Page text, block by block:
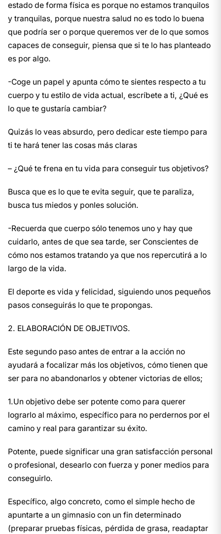
estado de forma física es porque no estamos tranquilos
y tranquilas, porque nuestra salud no es todo lo buena
que podría ser o porque queremos ver de lo que somos
capaces de conseguir, piensa que si te lo has planteado
es por algo.
-Coge un papel y apunta cómo te sientes respecto a tu
cuerpo y tu estilo de vida actual, escríbete a ti, ¿Qué es
lo que te gustaría cambiar?
Quizás lo veas absurdo, pero dedicar este tiempo para
ti te hará tener las cosas más claras
– ¿Qué te frena en tu vida para conseguir tus objetivos?
Busca que es lo que te evita seguir, que te paraliza,
busca tus miedos y ponles solución.
-Recuerda que cuerpo sólo tenemos uno y hay que
cuidarlo, antes de que sea tarde, ser Conscientes de
cómo nos estamos tratando ya que nos repercutirá a lo
largo de la vida.
El deporte es vida y felicidad, siguiendo unos pequeños
pasos conseguirás lo que te propongas.
2. ELABORACIÓN DE OBJETIVOS.
Este segundo paso antes de entrar a la acción no
ayudará a focalizar más los objetivos, cómo tienen que
ser para no abandonarlos y obtener victorias de ellos;
1.Un objetivo debe ser potente como para querer
lograrlo al máximo, específico para no perdernos por el
camino y real para garantizar su éxito.
Potente, puede significar una gran satisfacción personal
o profesional, desearlo con fuerza y poner medios para
conseguirlo.
Específico, algo concreto, como el simple hecho de
apuntarte a un gimnasio con un fin determinado
(preparar pruebas físicas, pérdida de grasa, readaptar